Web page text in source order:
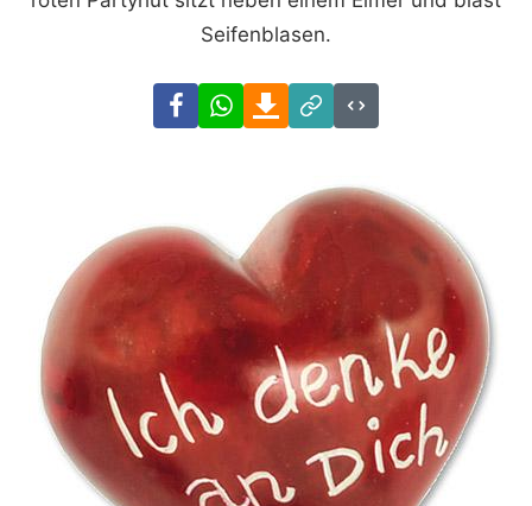
Seifenblasen.
FacebookWhatsAppDownload
Link
Code